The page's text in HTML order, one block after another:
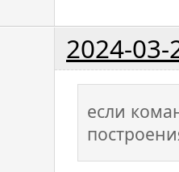
2024-03-
если